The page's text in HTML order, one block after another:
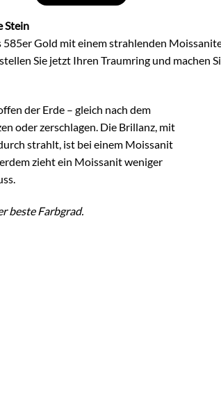
Stein
Gold mit einem strahlenden
Sie jetzt Ihren Traumring und machen
der Erde – gleich nach dem
oder zerschlagen. Die Brillanz, mit
strahlt, ist bei einem Moissanit
zieht ein Moissanit weniger
beste Farbgrad.